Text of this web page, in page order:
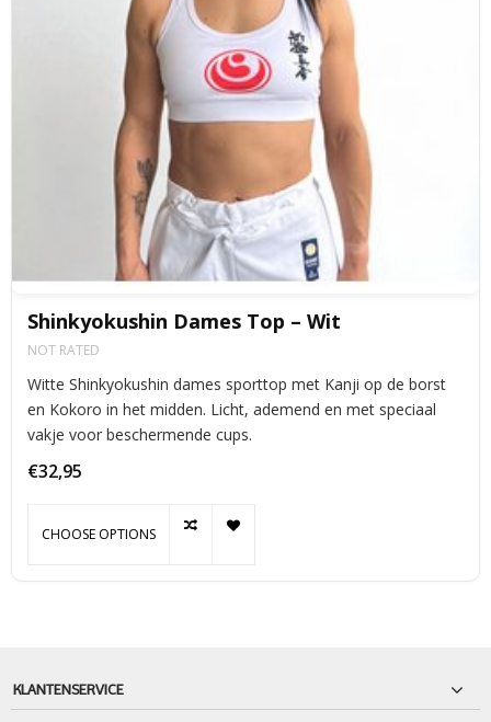
Shinkyokushin Dames Top – Wit
NOT RATED
Witte Shinkyokushin dames sporttop met Kanji op de borst
en Kokoro in het midden. Licht, ademend en met speciaal
vakje voor beschermende cups.
€32,95
CHOOSE OPTIONS
KLANTENSERVICE